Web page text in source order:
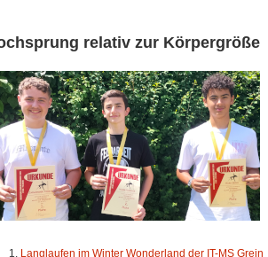
relativ zur Körpergröße
Langlaufen im Winter Wonderland der IT-MS Grein